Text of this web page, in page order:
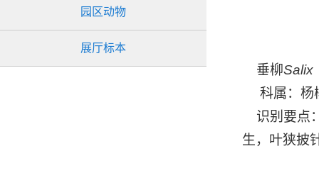
园区动物
展厅标本
垂柳Salix
科属：杨
识别要点
生，叶狭披